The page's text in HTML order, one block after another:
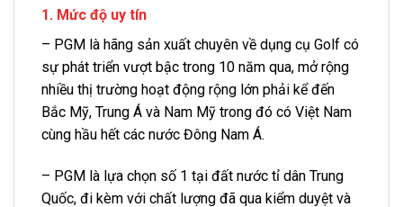
1. Mức độ uy tín
– PGM là hãng sản xuất chuyên về dụng cụ Golf có
sự phát triển vượt bậc trong 10 năm qua, mở rộng
nhiều thị trường hoạt động rộng lớn phải kể đến
Bắc Mỹ, Trung Á và Nam Mỹ trong đó có Việt Nam
cùng hầu hết các nước Đông Nam Á.
– PGM là lựa chọn số 1 tại đất nước tỉ dân Trung
Quốc, đi kèm với chất lượng đã qua kiểm duyệt và